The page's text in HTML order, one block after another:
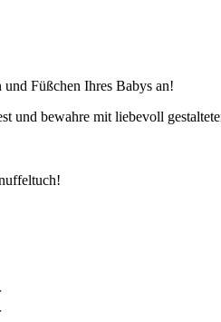
Füßchen Ihres Babys an!
und bewahre mit liebevoll